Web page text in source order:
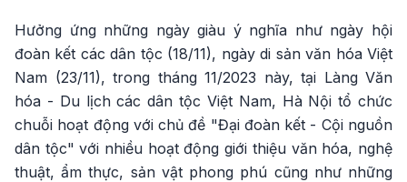
Hưởng ứng những ngày giàu ý nghĩa như ngày hội
đoàn kết các dân tộc (18/11), ngày di sản văn hóa Việt
Nam (23/11), trong tháng 11/2023 này, tại Làng Văn
hóa - Du lịch các dân tộc Việt Nam, Hà Nội tổ chức
chuỗi hoạt động với chủ đề "Đại đoàn kết - Cội nguồn
dân tộc" với nhiều hoạt động giới thiệu văn hóa, nghệ
thuật, ẩm thực, sản vật phong phú cũng như những